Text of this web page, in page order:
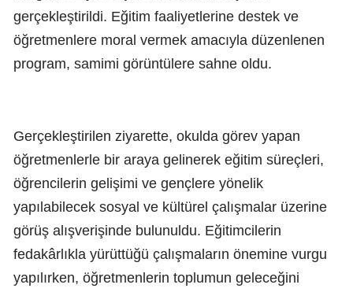
gerçekleştirildi. Eğitim faaliyetlerine destek ve
öğretmenlere moral vermek amacıyla düzenlenen
program, samimi görüntülere sahne oldu.
Gerçekleştirilen ziyarette, okulda görev yapan
öğretmenlerle bir araya gelinerek eğitim süreçleri,
öğrencilerin gelişimi ve gençlere yönelik
yapılabilecek sosyal ve kültürel çalışmalar üzerine
görüş alışverişinde bulunuldu. Eğitimcilerin
fedakârlıkla yürüttüğü çalışmaların önemine vurgu
yapılırken, öğretmenlerin toplumun geleceğini